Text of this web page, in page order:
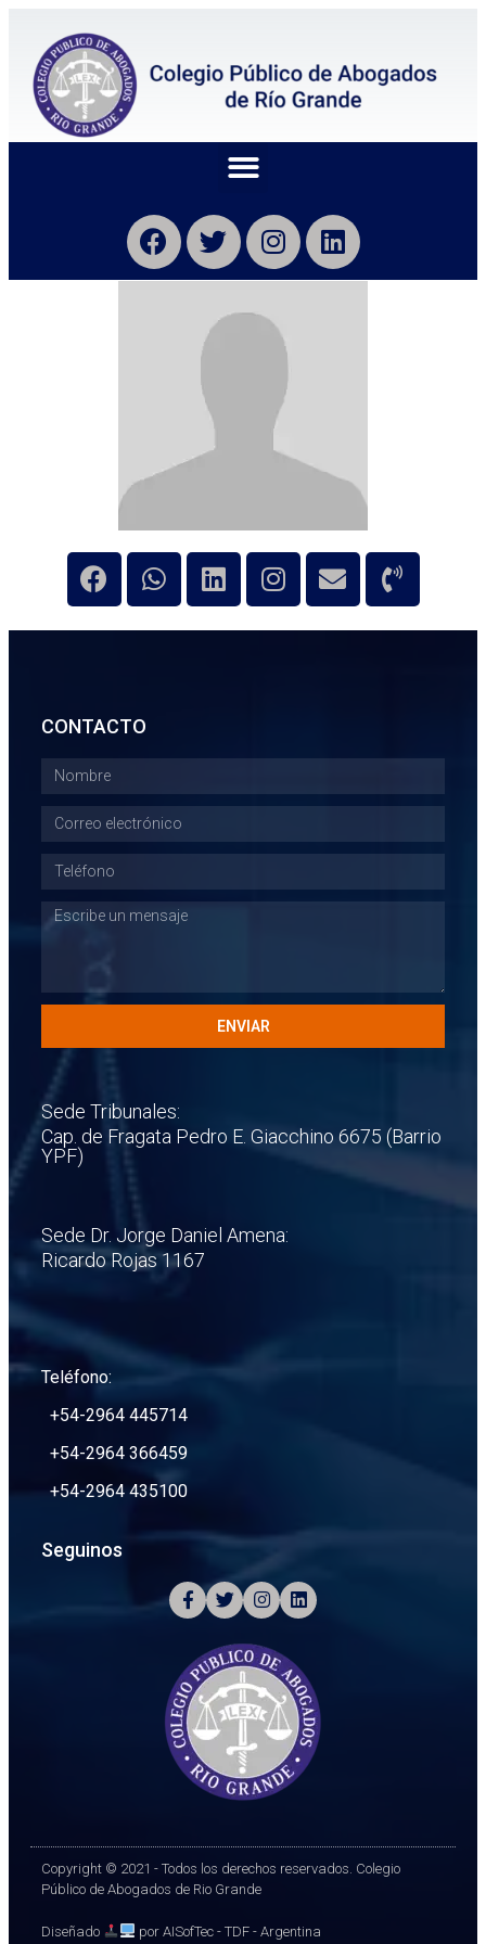
CONTACTO
ENVIAR
Sede Tribunales:
Cap. de Fragata Pedro E. Giacchino 6675 (Barrio
YPF)
Sede Dr. Jorge Daniel Amena:
Ricardo Rojas 1167
Teléfono:
+54-2964 445714
+54-2964 366459
+54-2964 435100
Seguinos
Copyright © 2021 - Todos los derechos reservados. Colegio
Público de Abogados de Rio Grande
Diseñado por AISofTec - TDF - Argentina